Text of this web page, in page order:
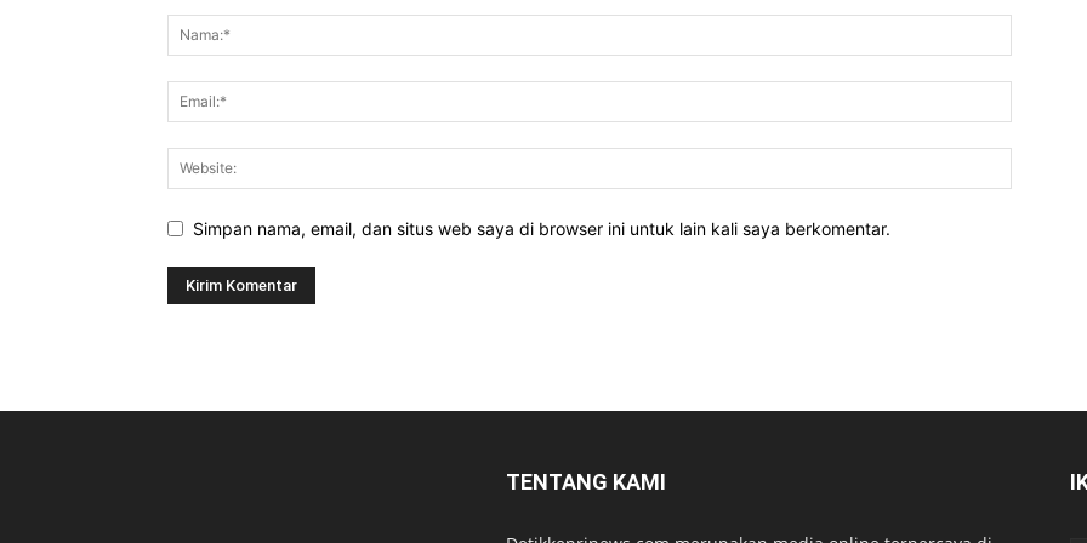
Simpan nama, email, dan situs web saya di browser ini untuk lain kali saya berkomentar.
TENTANG KAMI